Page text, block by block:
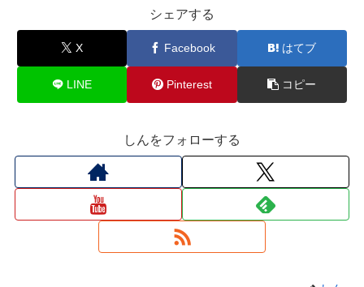
シェアする
X Facebook はてブ
LINE Pinterest コピー
しんをフォローする